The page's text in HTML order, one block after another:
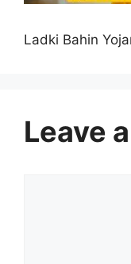
Ladki Bahin
Leave